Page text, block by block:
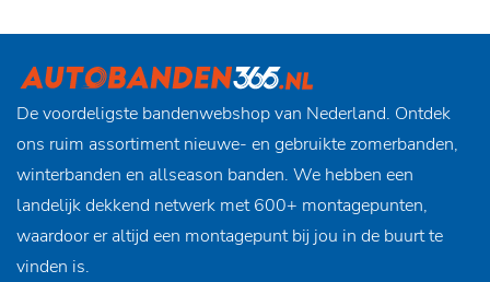
De voordeligste bandenwebshop van Nederland. Ontdek
ons ruim assortiment nieuwe- en gebruikte zomerbanden,
winterbanden en allseason banden. We hebben een
landelijk dekkend netwerk met 600+ montagepunten,
waardoor er altijd een montagepunt bij jou in de buurt te
vinden is.